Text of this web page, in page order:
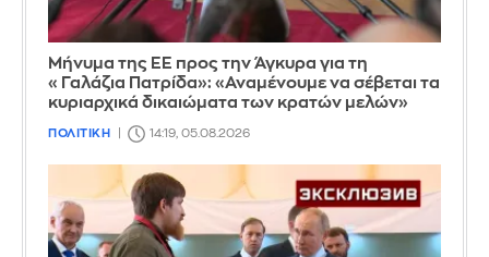
Μήνυμα της ΕΕ προς την Άγκυρα για τη
«Γαλάζια Πατρίδα»: «Αναμένουμε να σέβεται τα
κυριαρχικά δικαιώματα των κρατών μελών»
ΠΟΛΙΤΙΚΗ 14:19, 05.08.2026